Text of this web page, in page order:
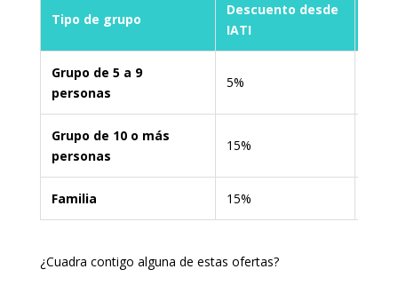
Tipo de grupo
Descuento desde
IATI
Grupo de 5 a 9
personas
5%
Grupo de 10 o más
personas
15%
Familia 15%
¿Cuadra contigo alguna de estas ofertas?